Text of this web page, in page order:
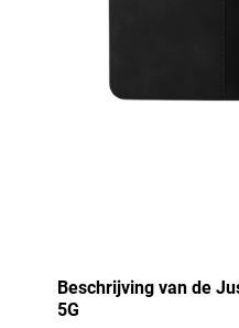
Beschrijving van de
5G